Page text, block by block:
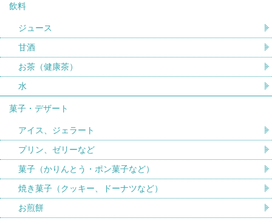
飲料
ジュース
甘酒
お茶（健康茶）
水
菓子・デザート
アイス、ジェラート
プリン、ゼリーなど
菓子（かりんとう・ポン菓子など）
焼き菓子（クッキー、ドーナツなど）
お煎餅